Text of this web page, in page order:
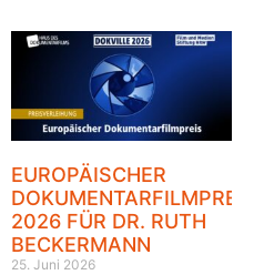
EUROPÄISCHER
DOKUMENTARFILMPREIS
2026 FÜR DR. RUTH
BECKERMANN
25. Juni 2026